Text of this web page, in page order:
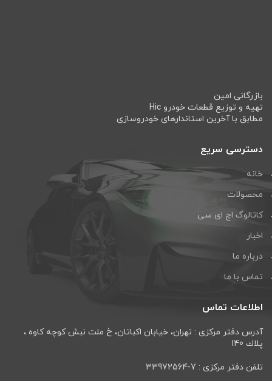
بازرگانی امین
تهیه و توزیع قطعات خودرو Hic
مطابق با آخرین استاندارهای خودروسازی
دسترسی سریع
خانه
محصولات
کاتالوگ اچ ای سی
اخبار
درباره ما
تماس با ما
اطلاعات تماس
آدرس دفتر مرکزی : تهران، خيابان اكباتان، خ ملت نبش كوچه كاوه ،
پلاك 140
تلفن دفتر مرکزی : 7-33972564